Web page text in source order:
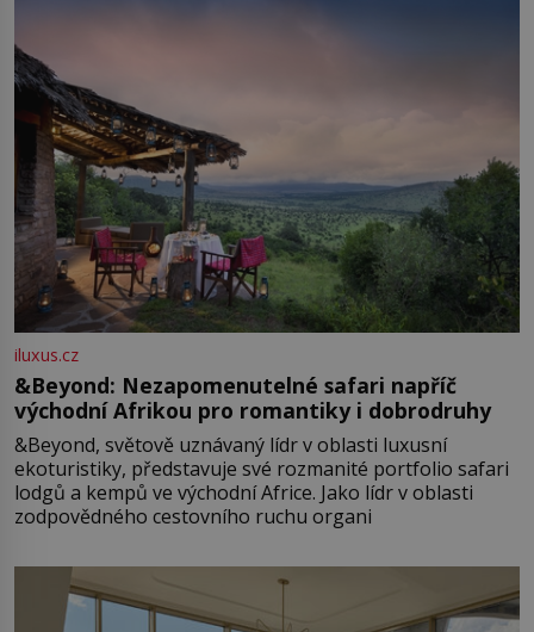
iluxus.cz
&Beyond: Nezapomenutelné safari napříč
východní Afrikou pro romantiky i dobrodruhy
&Beyond, světově uznávaný lídr v oblasti luxusní
ekoturistiky, představuje své rozmanité portfolio safari
lodgů a kempů ve východní Africe. Jako lídr v oblasti
zodpovědného cestovního ruchu organi